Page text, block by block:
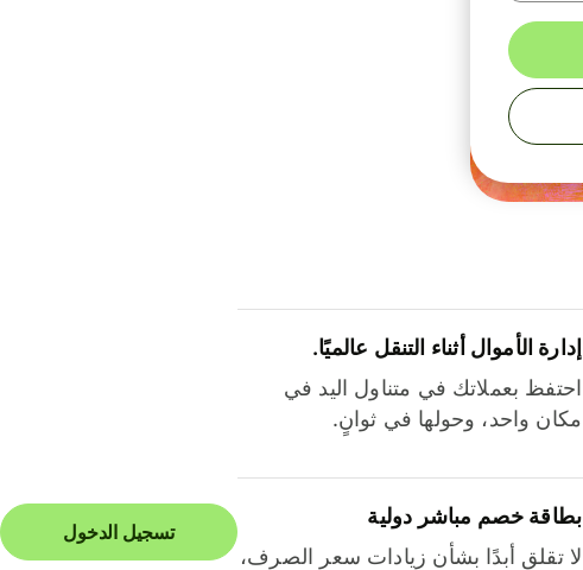
إدارة الأموال أثناء التنقل عالميًا.
احتفظ بعملاتك في متناول اليد في
مكان واحد، وحولها في ثوانٍ.
بطاقة خصم مباشر دولية
لا تقلق أبدًا بشأن زيادات سعر الصرف،
تسجيل الدخول